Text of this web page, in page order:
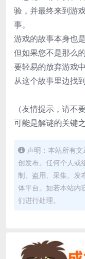
验，并最终来到游
事。
游戏的故事本身也
但如果您不是那么
要轻易的放弃游戏
从这个故事里边找
（友情提示，请不
可能是解谜的关键之
声明：本站所有
创发布。任何个人或
制、盗用、采集、发
体平台。如若本站内
们进行处理。